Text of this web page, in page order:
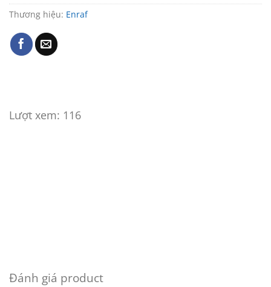
Thương hiệu: Enraf
Lượt xem: 116
Đánh giá product